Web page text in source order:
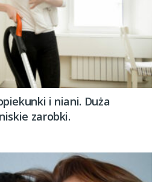
i niani. Duża
zarobki.